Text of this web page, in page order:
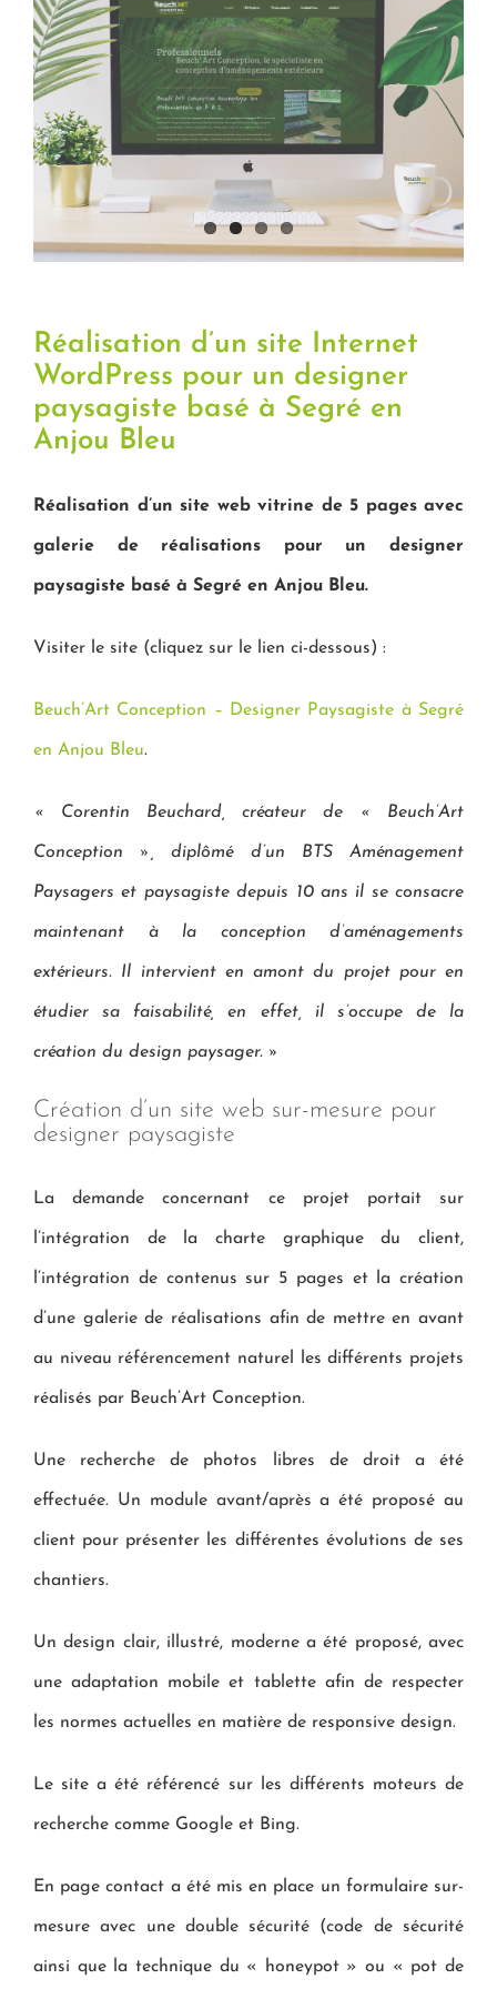
Réalisation d’un site Internet
WordPress pour un designer
paysagiste basé à Segré en
Anjou Bleu
Réalisation d’un site web vitrine de 5 pages avec
galerie de réalisations pour un designer
paysagiste basé à Segré en Anjou Bleu.
Visiter le site (cliquez sur le lien ci-dessous) :
Beuch’Art Conception – Designer Paysagiste à Segré
en Anjou Bleu.
« Corentin Beuchard, créateur de « Beuch’Art
Conception », diplômé d’un BTS Aménagement
Paysagers et paysagiste depuis 10 ans il se consacre
maintenant à la conception d’aménagements
extérieurs. Il intervient en amont du projet pour en
étudier sa faisabilité, en effet, il s’occupe de la
création du design paysager. »
Création d’un site web sur-mesure pour
designer paysagiste
La demande concernant ce projet portait sur
l’intégration de la charte graphique du client,
l’intégration de contenus sur 5 pages et la création
d’une galerie de réalisations afin de mettre en avant
au niveau référencement naturel les différents projets
réalisés par Beuch’Art Conception.
Une recherche de photos libres de droit a été
effectuée. Un module avant/après a été proposé au
client pour présenter les différentes évolutions de ses
chantiers.
Un design clair, illustré, moderne a été proposé, avec
une adaptation mobile et tablette afin de respecter
les normes actuelles en matière de responsive design.
Le site a été référencé sur les différents moteurs de
recherche comme Google et Bing.
En page contact a été mis en place un formulaire sur-
mesure avec une double sécurité (code de sécurité
ainsi que la technique du « honeypot » ou « pot de